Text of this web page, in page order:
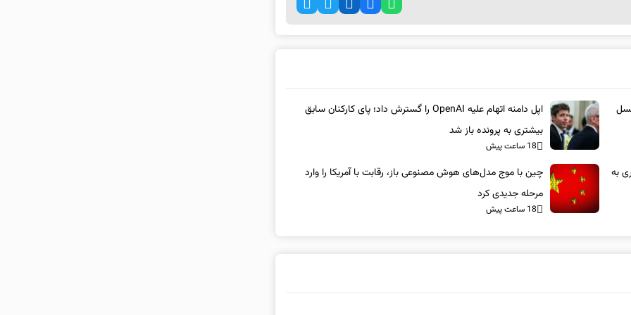
اپل دامنه اتهام علیه OpenAI را گسترش داد؛ پای کارکنان سابق
بیشتری به پرونده باز شد
18 ساعت پیش
به
چین با موج مدل‌های هوش مصنوعی باز، رقابت با آمریکا را وارد
مرحله جدیدی کرد
18 ساعت پیش